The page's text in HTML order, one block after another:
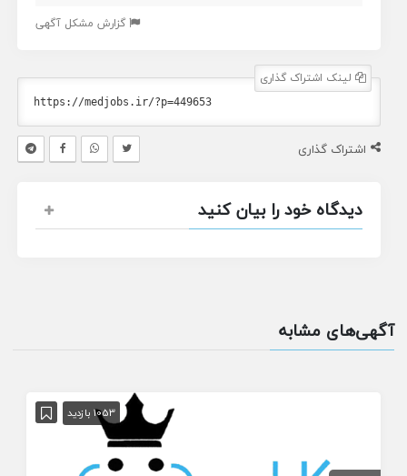
گزارش مشکل آگهی
لینک اشتراک گذاری
اشتراک گذاری
دیدگاه خود را بیان کنید
آگهی‌های مشابه
1053 بازدید